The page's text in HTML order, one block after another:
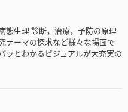
態生理 診断，治療，予防の原理
テーマの探求など様々な場面で
ッとわかるビジュアルが大充実の